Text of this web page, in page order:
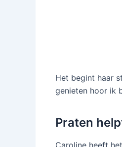
Het begint haar
genieten hoor ik
Praten
Caroline heeft